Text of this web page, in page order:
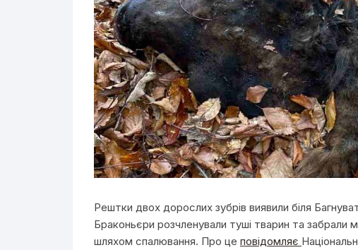
Рештки двох дорослих зубрів виявили біля
Браконьєри розчленували туші тварин та забрали
шляхом спалювання. Про це повідомляє